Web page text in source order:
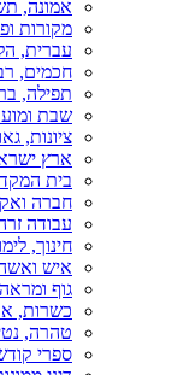
אמונה,
מקורות
עברית,
חכמים,
תפילה,
שבת
ציונות,
ארץ
בית
חברה
עבודה
חינוך,
איש
גוף
כשרות,
טהרה,
ספרי